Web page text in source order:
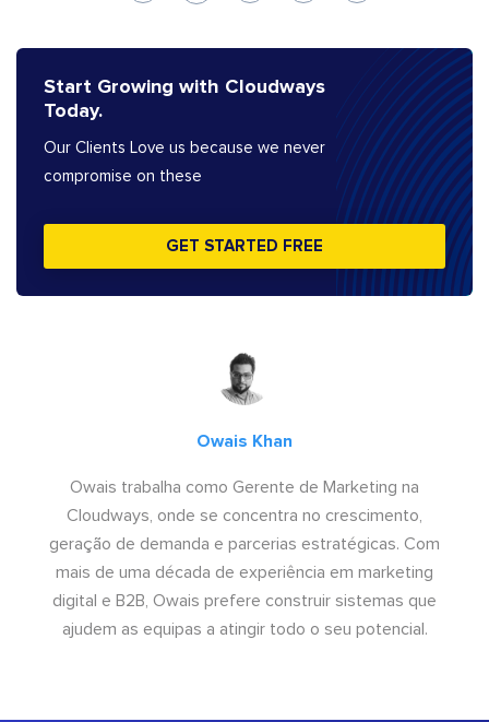
Start Growing with Cloudways
Today.
Our Clients Love us because we never
compromise on these
GET STARTED FREE
Owais Khan
Owais trabalha como Gerente de Marketing na
Cloudways, onde se concentra no crescimento,
geração de demanda e parcerias estratégicas. Com
mais de uma década de experiência em marketing
digital e B2B, Owais prefere construir sistemas que
ajudem as equipas a atingir todo o seu potencial.